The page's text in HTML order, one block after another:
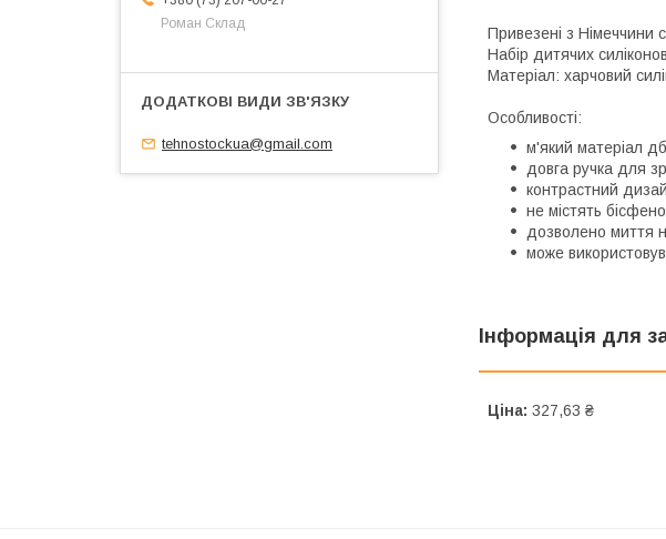
Привезені з Німеччини
Набір дитячих
Матеріал: харчовий
Особливості:
м'який матеріал
довга ручка для
контрастний
не містять
дозволено миття
може
Інформація для
Ціна: 327,63 ₴
Роман Склад
tehnostockua@gmail.com